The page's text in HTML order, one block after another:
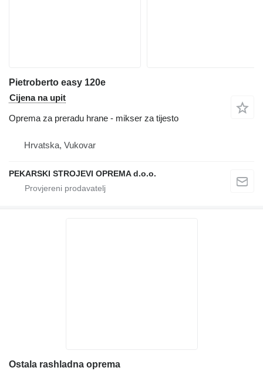
Pietroberto easy 120e
Cijena na upit
Oprema za preradu hrane - mikser za tijesto
Hrvatska, Vukovar
PEKARSKI STROJEVI OPREMA d.o.o.
Ostala rashladna oprema